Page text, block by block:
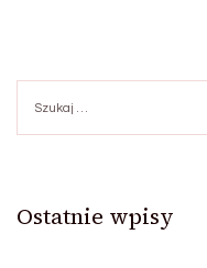
Ostatnie wpisy